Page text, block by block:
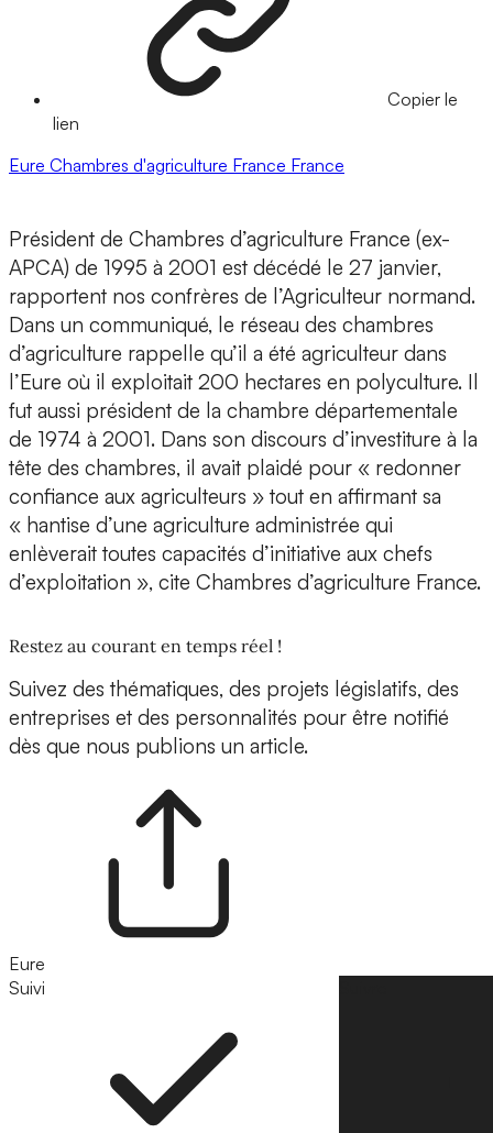
Copier le
lien
Eure Chambres d'agriculture France France
Président de Chambres d’agriculture France (ex-
APCA) de 1995 à 2001 est décédé le 27 janvier,
rapportent nos confrères de l’Agriculteur normand.
Dans un communiqué, le réseau des chambres
d’agriculture rappelle qu’il a été agriculteur dans
l’Eure où il exploitait 200 hectares en polyculture. Il
fut aussi président de la chambre départementale
de 1974 à 2001. Dans son discours d’investiture à la
tête des chambres, il avait plaidé pour « redonner
confiance aux agriculteurs » tout en affirmant sa
« hantise d’une agriculture administrée qui
enlèverait toutes capacités d’initiative aux chefs
d’exploitation », cite Chambres d’agriculture France.
Restez au courant en temps réel !
Suivez des thématiques, des projets législatifs, des
entreprises et des personnalités pour être notifié
dès que nous publions un article.
Eure
Suivi